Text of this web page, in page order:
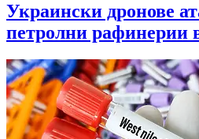
Украински дронове
петролни рафинерии